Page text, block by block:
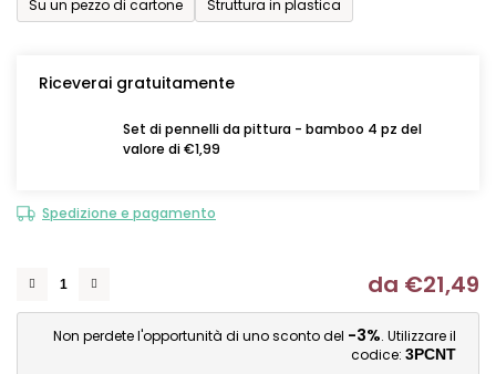
Su un pezzo di cartone
Struttura in plastica
Riceverai gratuitamente
Set di pennelli da pittura - bamboo 4 pz del
valore di €1,99
Spedizione e pagamento
da €21,49
Non perdete l'opportunità di uno sconto del -3%. Utilizzare il
codice: 3PCNT